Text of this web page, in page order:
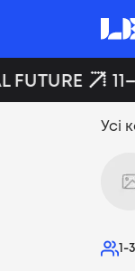
Усі
1-